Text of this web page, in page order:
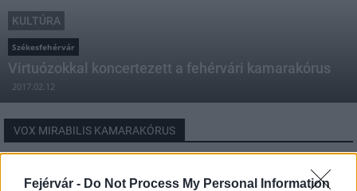
Fejérvár - Do Not Process My Personal Information
KULTÚRA
Székesfehérvár
Virtuózokkal koncertezett a fehérvári kamarakórus
2017.02.12
VOX MIRABILIS KAMARAKÓRUS